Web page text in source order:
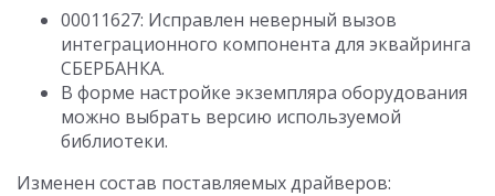
00011627: Исправлен неверный вызов
интеграционного компонента для эквайринга
СБЕРБАНКА.
В форме настройке экземпляра оборудования
можно выбрать версию используемой
библиотеки.
Изменен состав поставляемых драйверов: